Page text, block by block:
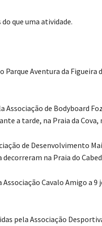
que uma atividade.
Aventura da Figueira
Associação de Bodyboard
a tarde, na Praia da Cova,
de Desenvolvimento
decorreram na Praia do
Cavalo Amigo a 9
pela Associação